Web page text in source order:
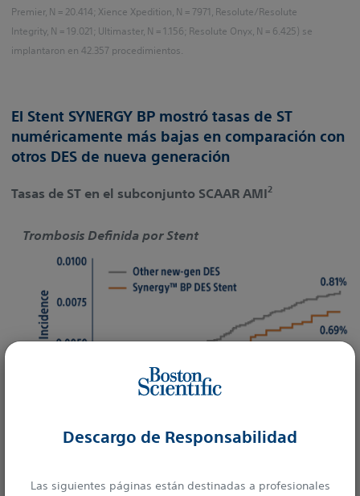
Descargo de Responsabilidad
Las siguientes páginas están destinadas a profesionales
Premier, N = 20.414; Xience Xpedition, N = 7971, Resolute/Resolute
Integrity, N = 19.021; Ultimaster, N = 1.156; Resolute Onyx, N = 6.425) se
implantaron en 42.357 procedimientos.
El Stent SYNERGY BP mostró tasas de ST
numéricamente más bajas en comparación con
otros DES de nueva generación
Tasas de ST en el subconjunto SCAAR AMI2
Trombosis Definida por Stent